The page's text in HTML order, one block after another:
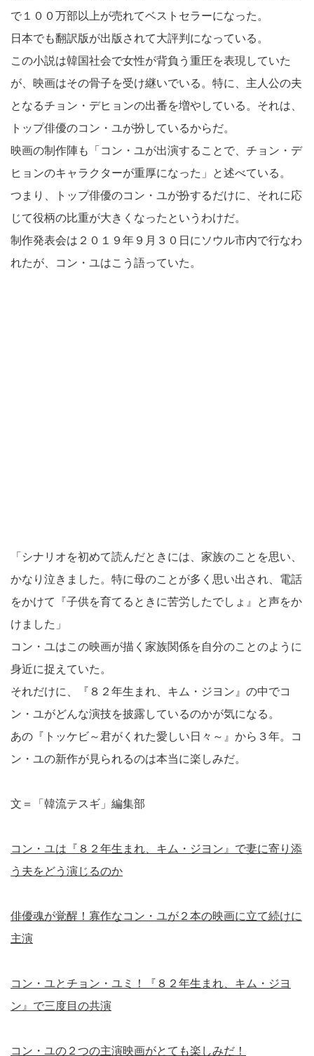
で１００万部以上が売れてベストセラーになった。
日本でも翻訳版が出版されて大評判になっている。
この小説は韓国社会で女性が背負う重圧を表現していた
が、映画はその骨子を受け継いでいる。特に、主人公の夫
となるチョン・デヒョンの出番を増やしている。それは、
トップ俳優のコン・ユが扮しているからだ。
映画の制作陣も「コン・ユが出演することで、チョン・デ
ヒョンのキャラクターが重厚になった」と述べている。
つまり、トップ俳優のコン・ユが扮するだけに、それに応
じて役柄の比重が大きくなったというわけだ。
制作発表会は２０１９年９月３０日にソウル市内で行なわ
れたが、コン・ユはこう語っていた。
「シナリオを初めて読んだときには、家族のことを思い、
かなり泣きました。特に母のことが多く思い出され、電話
をかけて『子供を育てるときに苦労したでしょ』と声をか
けました」
コン・ユはこの映画が描く家族関係を自分のことのように
身近に捉えていた。
それだけに、『８２年生まれ、キム・ジヨン』の中でコ
ン・ユがどんな演技を披露しているのかが気になる。
あの『トッケビ～君がくれた愛しい日々～』から３年。コ
ン・ユの新作が見られるのは本当に楽しみだ。
文＝「韓流テスギ」編集部
コン・ユは『８２年生まれ、キム・ジヨン』で妻に寄り添
う夫をどう演じるのか
俳優魂が覚醒！寡作なコン・ユが２本の映画に立て続けに
主演
コン・ユとチョン・ユミ！『８２年生まれ、キム・ジヨ
ン』で三度目の共演
コン・ユの２つの主演映画がとても楽しみだ！